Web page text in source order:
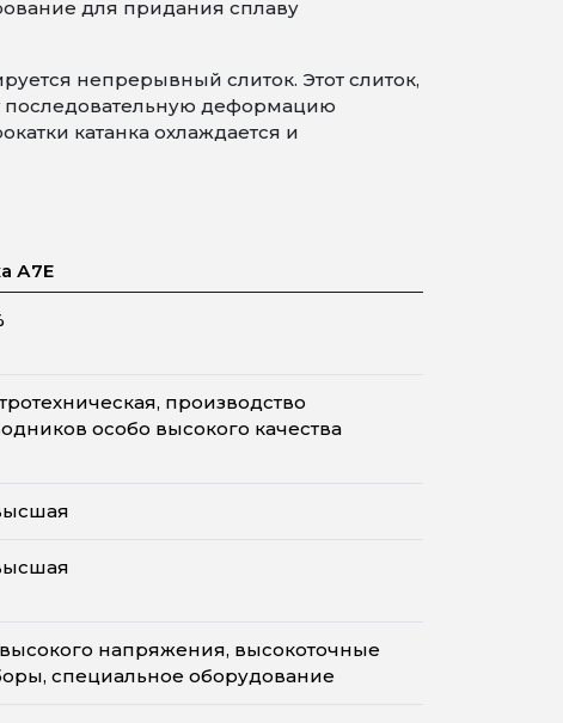
для придания сплаву
непрерывный слиток. Этот слиток,
последовательную деформацию
катанка охлаждается и
А7Е
производство
особо высокого качества
напряжения, высокоточные
специальное оборудование